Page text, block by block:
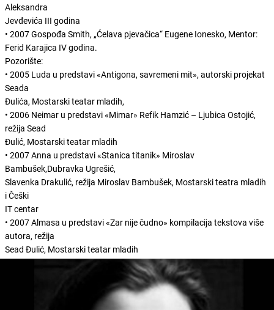
Aleksandra
Jevđevića III godina
• 2007 Gospođa Smith, „Ćelava pjevačica“ Eugene Ionesko, Mentor:
Ferid Karajica IV godina.
Pozorište:
• 2005 Luda u predstavi «Antigona, savremeni mit», autorski projekat
Seada
Đulića, Mostarski teatar mladih,
• 2006 Neimar u predstavi «Mimar» Refik Hamzić – Ljubica Ostojić,
režija Sead
Đulić, Mostarski teatar mladih
• 2007 Anna u predstavi «Stanica titanik» Miroslav
Bambušek,Dubravka Ugrešić,
Slavenka Drakulić, režija Miroslav Bambušek, Mostarski teatra mladih
i Češki
IT centar
• 2007 Almasa u predstavi «Zar nije čudno» kompilacija tekstova više
autora, režija
Sead Đulić, Mostarski teatar mladih